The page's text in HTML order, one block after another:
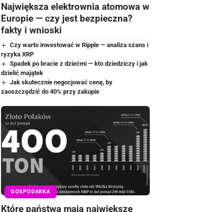
Największa elektrownia atomowa w
Europie — czy jest bezpieczna?
fakty i wnioski
Czy warto inwestować w Ripple — analiza szans i
ryzyka XRP
Spadek po bracie z dziećmi — kto dziedziczy i jak
dzielić majątek
Jak skutecznie negocjować cenę, by
zaoszczędzić do 40% przy zakupie
GOSPODARKA
Które państwa mają największe